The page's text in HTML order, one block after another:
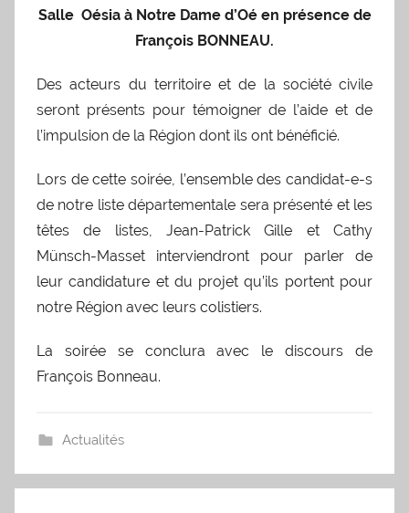
Salle Oésia à Notre Dame d’Oé en présence de
François BONNEAU.
Des acteurs du territoire et de la société civile
seront présents pour témoigner de l’aide et de
l’impulsion de la Région dont ils ont bénéficié.
Lors de cette soirée, l’ensemble des candidat-e-s
de notre liste départementale sera présenté et les
têtes de listes, Jean-Patrick Gille et Cathy
Münsch-Masset interviendront pour parler de
leur candidature et du projet qu’ils portent pour
notre Région avec leurs colistiers.
La soirée se conclura avec le discours de
François Bonneau.
Actualités